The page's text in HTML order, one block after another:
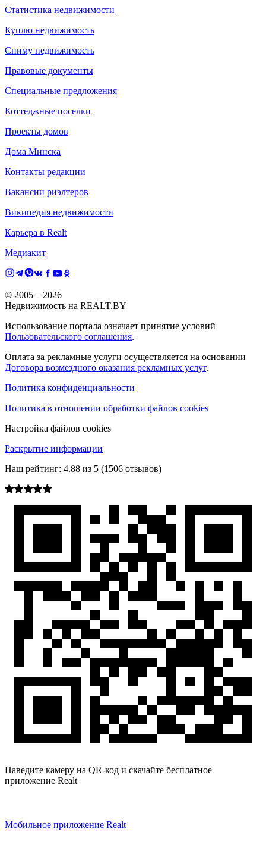
Статистика недвижимости
Куплю недвижимость
Сниму недвижимость
Правовые документы
Специальные предложения
Коттеджные поселки
Проекты домов
Дома Минска
Контакты редакции
Вакансии риэлтеров
Википедия недвижимости
Карьера в Realt
Медиакит
© 2005 – 2026
Недвижимость на REALT.BY
Использование портала означает принятие условий
Пользовательского соглашения.
Оплата за рекламные услуги осуществляется на основании
Договора возмездного оказания рекламных услуг.
Политика конфиденциальности
Политика в отношении обработки файлов cookies
Настройка файлов cookies
Раскрытие информации
Наш рейтинг: 4.88 из 5 (1506 отзывов)
Наведите камеру на QR-код и скачайте бесплатное
приложение Realt
Мобильное приложение Realt